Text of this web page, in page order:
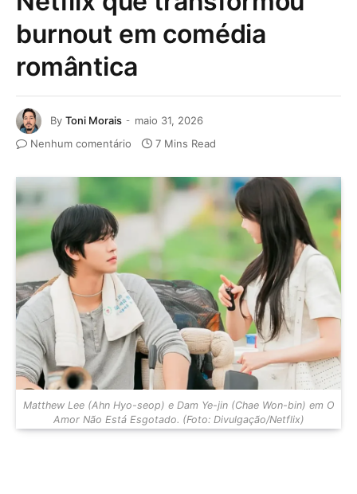
burnout em comédia
romântica
By Toni Morais
maio 31, 2026
Nenhum comentário
7 Mins Read
Matthew Lee (Ahn Hyo-seop) e Dam Ye-jin (Chae Won-bin) em O
Amor Não Está Esgotado. (Foto: Divulgação/Netflix)